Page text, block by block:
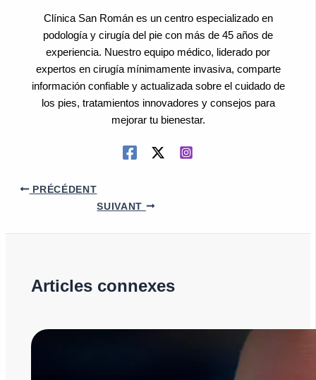
Clínica San Román es un centro especializado en
podología y cirugía del pie con más de 45 años de
experiencia. Nuestro equipo médico, liderado por
expertos en cirugía mínimamente invasiva, comparte
información confiable y actualizada sobre el cuidado de
los pies, tratamientos innovadores y consejos para
mejorar tu bienestar.
PRÉCÉDENT
SUIVANT
Articles connexes